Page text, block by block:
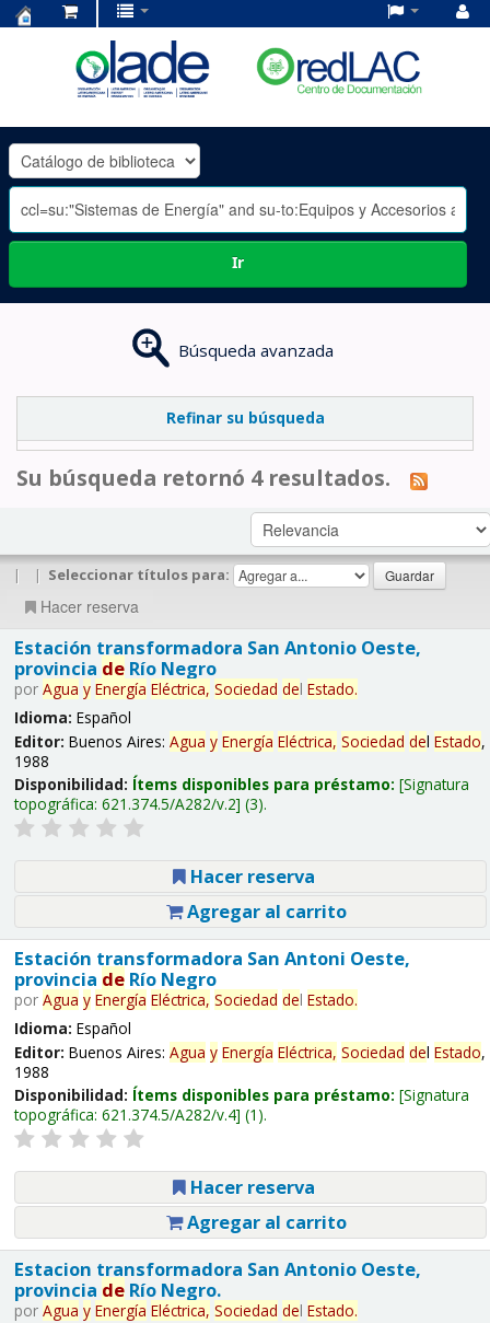
OLADE
-
Ir
Búsqueda avanzada
Refinar su búsqueda
Su búsqueda retornó 4 resultados.
| | Seleccionar títulos para:
Hacer reserva
Estación transformadora San Antonio Oeste,
provincia deRío Negro
por Agua y Energía Eléctrica, Sociedad del Estado.
Idioma: Español
Editor: Buenos Aires: Agua y Energía Eléctrica, Sociedad del Estado,
1988
Disponibilidad: Ítems disponibles para préstamo: Signatura
topográfica: 621.374.5/A282/v.2 (3).
Hacer reserva
Agregar al carrito
Estación transformadora San Antoni Oeste,
provincia deRío Negro
por Agua y Energía Eléctrica, Sociedad del Estado.
Idioma: Español
Editor: Buenos Aires: Agua y Energía Eléctrica, Sociedad del Estado,
1988
Disponibilidad: Ítems disponibles para préstamo: Signatura
topográfica: 621.374.5/A282/v.4 (1).
Hacer reserva
Agregar al carrito
Estacion transformadora San Antonio Oeste,
provincia deRío Negro.
por Agua y Energía Eléctrica, Sociedad del Estado.